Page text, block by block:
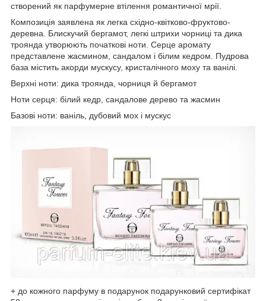
створений як парфумерне втілення романтичної мрії.
Композиція заявлена як легка східно-квітково-фруктово-
деревна. Блискучий бергамот, легкі штрихи чорниці та дика
троянда утворюють початкові ноти. Серце аромату
представлене жасмином, сандалом і білим кедром. Пудрова
база містить акорди мускусу, кристалічного моху та ванілі.
Верхні ноти: дика троянда, чорниця й бергамот
Ноти серця: білий кедр, сандалове дерево та жасмин
Базові ноти: ваніль, дубовий мох і мускус
+ до кожного парфуму в подарунок подарунковий сертифікат